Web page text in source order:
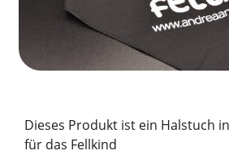
Dieses Produkt ist ein Halstuch
für das Fellkind